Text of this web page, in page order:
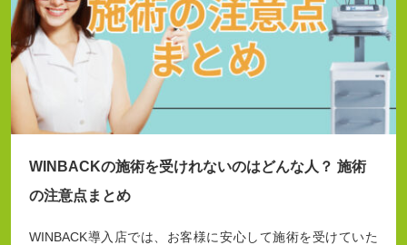
WINBACKの施術を受けれないのはどんな人？ 施術
の注意点まとめ
WINBACK導入店では、お客様に安心して施術を受けていた